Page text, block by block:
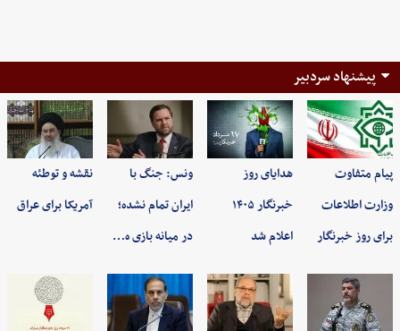
پیشنهاد سردبیر
پیام متفاوت
وزارت اطلاعات
برای روز خبرنگار
هدایای روز
خبرنگار ۱۴۰۵
اعلام شد
ونس: جنگ با
ایران تمام نشده؛
در میانه بازی ه…
نقشه و توطئه
آمریکا برای عراق